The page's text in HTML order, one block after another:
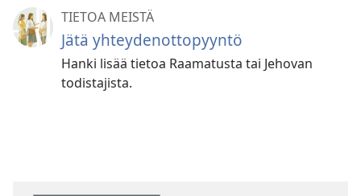
TIETOA MEISTÄ
Jätä yhteydenottopyyntö
Hanki lisää tietoa Raamatusta tai Jehovan
todistajista.